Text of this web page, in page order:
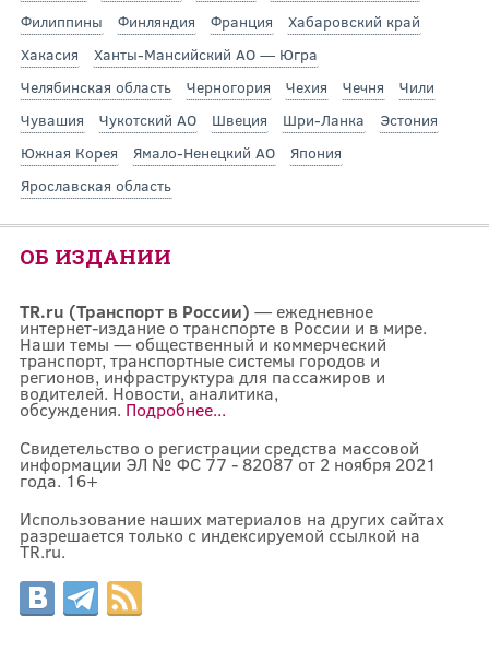
Филиппины
Финляндия Франция
Хабаровский край
Хакасия
Ханты-Мансийский АО — Югра
Челябинская область
Черногория Чехия Чечня
Чили
Чувашия
Чукотский АО Швеция Шри-Ланка
Эстония
Южная Корея
Ямало-Ненецкий АО
Япония
Ярославская область
ОБ ИЗДАНИИ
TR.ru (Транспорт в России) — ежедневное
интернет-издание о транспорте в России и в мире.
Наши темы — общественный и коммерческий
транспорт, транспортные системы городов и
регионов, инфраструктура для пассажиров и
водителей. Новости, аналитика,
обсуждения. Подробнее...
Свидетельство о регистрации средства массовой
информации ЭЛ № ФС 77 - 82087 от 2 ноября 2021
года. 16+
Использование наших материалов на других сайтах
разрешается только с индексируемой ссылкой на
TR.ru.